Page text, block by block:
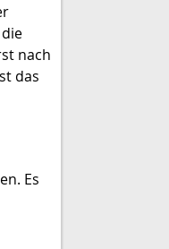
nach
das
Es